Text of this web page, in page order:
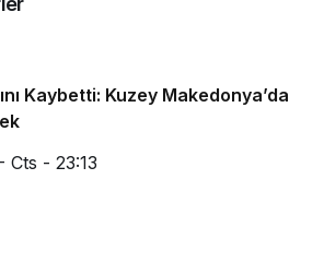
Kaybetti: Kuzey Makedonya’da
- 23:13